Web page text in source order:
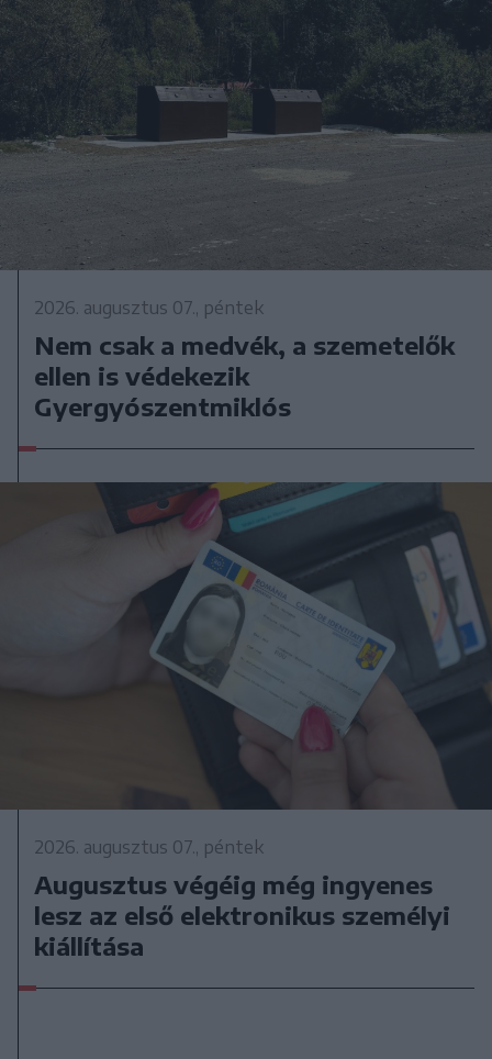
2026. augusztus 07., péntek
Nem csak a medvék, a szemetelők
ellen is védekezik
Gyergyószentmiklós
2026. augusztus 07., péntek
Augusztus végéig még ingyenes
lesz az első elektronikus személyi
kiállítása